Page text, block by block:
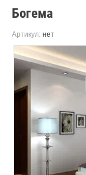
Богема
Артикул: нет